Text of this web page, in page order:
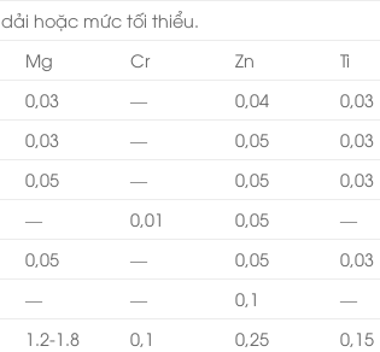
hoặc mức tối thiểu.
Mg Cr Zn Ti
0,03 — 0,04 0,03
0,03 — 0,05 0,03
0,05 — 0,05 0,03
— 0,01 0,05 —
0,05 — 0,05 0,03
— — 0,1 —
1.2-1.8 0,1 0,25 0,15